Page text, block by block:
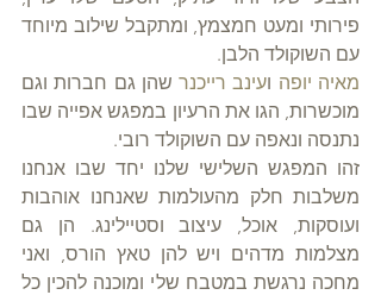
עם השוקולד הלבן.
מאיה יופה ועינב רייכנר
נתנסה ונאפה עם השוקולד רובי.